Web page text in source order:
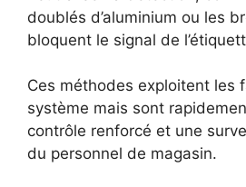
doublés d’aluminium ou les
bloquent le signal de
Ces méthodes exploitent les
système mais sont
contrôle renforcé et une
du personnel de magasin.